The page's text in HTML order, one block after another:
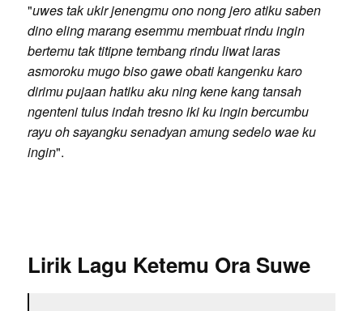
"uwes tak ukir jenengmu ono nong jero atiku saben
dino eling marang esemmu membuat rindu ingin
bertemu tak titipne tembang rindu liwat laras
asmoroku mugo biso gawe obati kangenku karo
dirimu pujaan hatiku aku ning kene kang tansah
ngenteni tulus indah tresno iki ku ingin bercumbu
rayu oh sayangku senadyan amung sedelo wae ku
ingin".
Lirik Lagu Ketemu Ora Suwe